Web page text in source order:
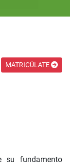
MATRICÚLATE
su fundamento